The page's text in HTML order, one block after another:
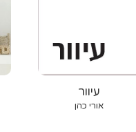
עיוור
אורי כהן